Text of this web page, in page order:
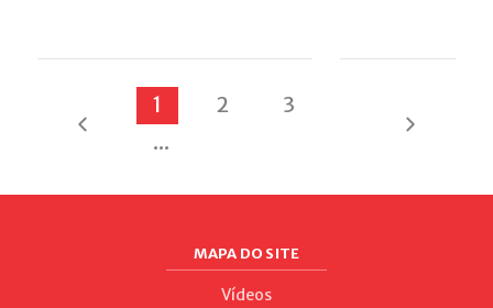
1 2
3
...
MAPA DO SITE
Vídeos